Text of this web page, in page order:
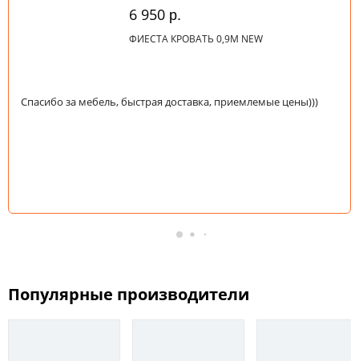
6 950 р.
ФИЕСТА КРОВАТЬ 0,9М NEW
Спасибо за мебель, быстрая доставка, приемлемые цены)))
Популярные производители